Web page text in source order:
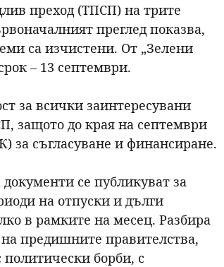
р
н
преход (ТПСП) на трите
преглед показва,
са изчистени. От „Зелени
– 13 септември.
за всички заинтересувани
защото до края на септември
за съгласуване и финансиране.
се публикуват за
на отпуски и дълги
в рамките на месец. Разбира
предишните правителства,
борби, с